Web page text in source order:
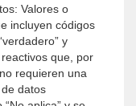
Valores o
incluyen códigos
y
que, por
requieren una
datos